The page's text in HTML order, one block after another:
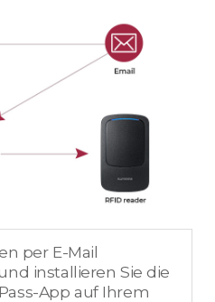
per E-Mail
installieren Sie die
App auf Ihrem